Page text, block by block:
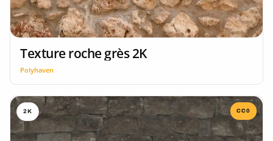
Texture roche grès 2K
Polyhaven
2K CC0